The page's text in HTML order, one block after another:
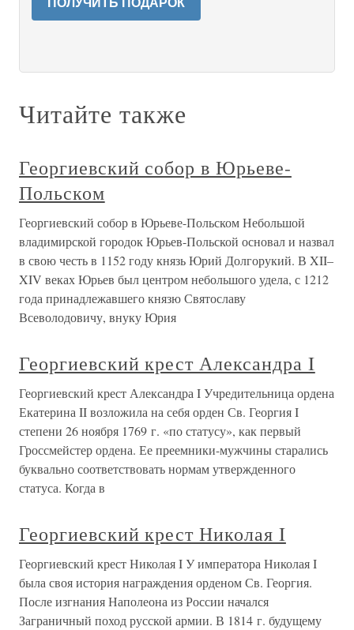
ПОЛУЧИТЬ ПОДАРОК
Читайте также
Георгиевский собор в Юрьеве-
Польском
Георгиевский собор в Юрьеве-Польском Небольшой
владимирской городок Юрьев-Польской основал и назвал
в свою честь в 1152 году князь Юрий Долгорукий. В XII–
XIV веках Юрьев был центром небольшого удела, с 1212
года принадлежавшего князю Святославу
Всеволодовичу, внуку Юрия
Георгиевский крест Александра I
Георгиевский крест Александра I Учредительница ордена
Екатерина II возложила на себя орден Св. Георгия I
степени 26 ноября 1769 г. «по статусу», как первый
Гроссмейстер ордена. Ее преемники-мужчины старались
буквально соответствовать нормам утвержденного
статуса. Когда в
Георгиевский крест Николая I
Георгиевский крест Николая I У императора Николая I
была своя история награждения орденом Св. Георгия.
После изгнания Наполеона из России начался
Заграничный поход русской армии. В 1814 г. будущему